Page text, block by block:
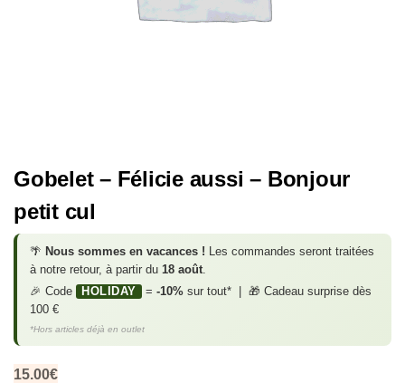
Gobelet – Félicie aussi – Bonjour
petit cul
🌴 Nous sommes en vacances ! Les commandes seront traitées
à notre retour, à partir du 18 août
🎉 Code
HOLIDAY = -10%sur tout* | 🎁 Cadeau surprise dès
100 €
*Hors articles déjà en outlet
15.00€